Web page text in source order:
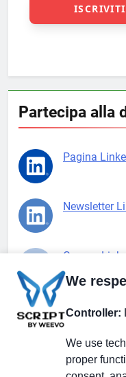
Partecipa alla
Pagina
Newsletter
Gruppo
Pagina
X.com
We
Controller:
We use
proper